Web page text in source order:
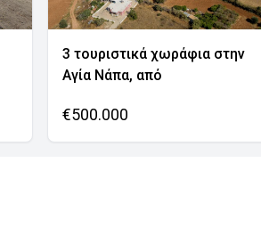
3 τουριστικά χωράφια στην
Αγία Νάπα, από
€500.000